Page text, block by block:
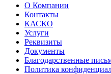
О Компании
Контакты
КАСКО
Услуги
Реквизиты
Документы
Благодарственные
Политика